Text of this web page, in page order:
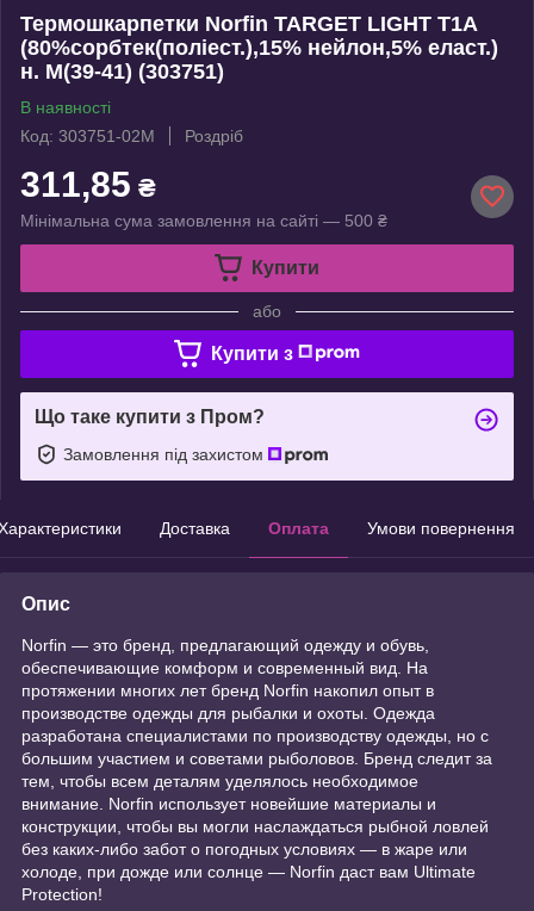
Термошкарпетки Norfin TARGET LIGHT T1A
(80%сорбтек(поліест.),15% нейлон,5% еласт.)
н. M(39-41) (303751)
В наявності
Код: 303751-02M
Роздріб
311,85 ₴
Мінімальна сума замовлення на сайті — 500 ₴
Купити
або
Купити з
Що таке купити з Пром?
Замовлення під захистом
Доставка Оплата Умови повернення
Опис
Norfin — это бренд, предлагающий одежду и обувь,
обеспечивающие комформ и современный вид. На
протяжении многих лет бренд Norfin накопил опыт в
производстве одежды для рыбалки и охоты. Одежда
разработана специалистами по производству одежды, но с
большим участием и советами рыболовов. Бренд следит за
тем, чтобы всем деталям уделялось необходимое
внимание. Norfin использует новейшие материалы и
конструкции, чтобы вы могли наслаждаться рыбной ловлей
без каких-либо забот о погодных условиях — в жаре или
холоде, при дожде или солнце — Norfin даст вам Ultimate
Protection!